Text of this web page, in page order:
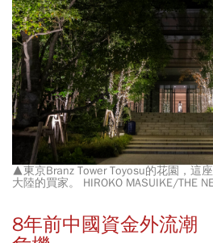
▲東京Branz Tower Toyosu的花園，這
大陸的買家。 HIROKO MASUIKE/THE
8年前中國資金外流潮